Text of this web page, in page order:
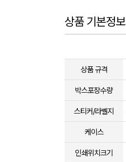
상품 기본정보
상품 규격
박스포장수량
스티커/라벨지
케이스
인쇄위치크기